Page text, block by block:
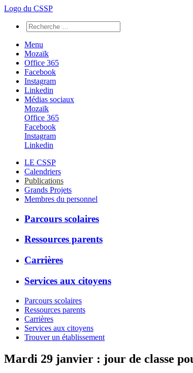
Logo du CSSP
Menu
Mozaïk
Office 365
Facebook
Instagram
Linkedin
Médias sociaux
Mozaïk
Office 365
Facebook
Instagram
Linkedin
LE CSSP
Calendriers
Publications
Grands Projets
Membres du personnel
Parcours scolaires
Ressources parents
Carrières
Services aux citoyens
Parcours scolaires
Ressources parents
Carrières
Services aux citoyens
Trouver un établissement
Mardi 29 janvier : jour de classe